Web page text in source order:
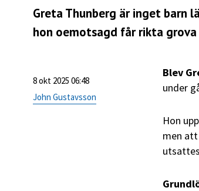
Greta Thunberg är inget barn
hon oemotsagd får rikta grova
8 okt 2025 06:48
John Gustavsson
Blev
under
Hon
men